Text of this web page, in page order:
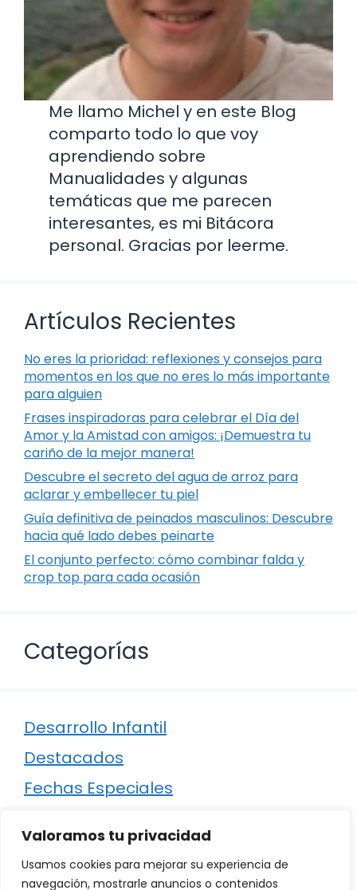
Valoramos tu privacidad
Usamos cookies para mejorar su experiencia de
navegación, mostrarle anuncios o contenidos
Me llamo Michel y en este Blog
comparto todo lo que voy
aprendiendo sobre
Manualidades y algunas
temáticas que me parecen
interesantes, es mi Bitácora
personal. Gracias por leerme.
Artículos Recientes
No eres la prioridad: reflexiones y consejos para
momentos en los que no eres lo más importante
para alguien
Frases inspiradoras para celebrar el Día del
Amor y la Amistad con amigos: ¡Demuestra tu
cariño de la mejor manera!
Descubre el secreto del agua de arroz para
aclarar y embellecer tu piel
Guía definitiva de peinados masculinos: Descubre
hacia qué lado debes peinarte
El conjunto perfecto: cómo combinar falda y
crop top para cada ocasión
Categorías
Desarrollo Infantil
Destacados
Fechas Especiales
Regalos